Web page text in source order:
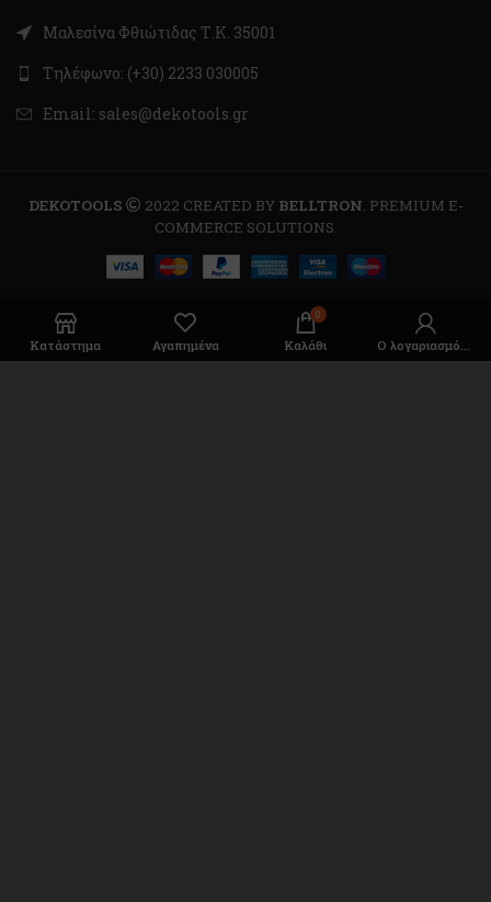
Μαλεσίνα Φθιώτιδας Τ.Κ. 35001
Τηλέφωνο: (+30) 2233 030005
Email: sales@dekotools.gr
DEKOTOOLS 2022 CREATED BY BELLTRON. PREMIUM E-
COMMERCE SOLUTIONS.
Κατάστημα Αγαπημένα
0
Καλάθι Ο λογαριασμός μου